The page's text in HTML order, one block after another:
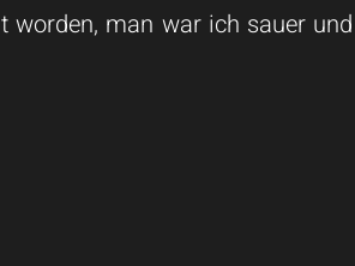
worden, man war ich sauer